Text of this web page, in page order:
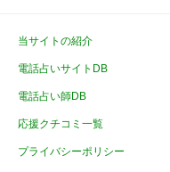
当サイトの紹介
電話占いサイトDB
電話占い師DB
応援クチコミ一覧
プライバシーポリシー